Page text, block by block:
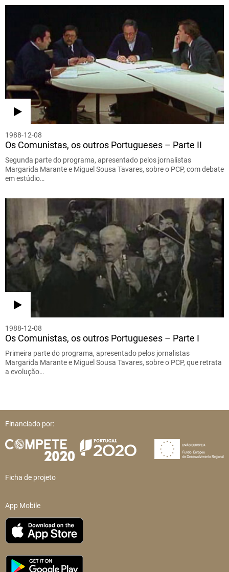
1988-12-08
Os Comunistas, os outros Portugueses – Parte II
Segunda parte do programa, apresentado pelos jornalistas
Margarida Marante e Miguel Sousa Tavares, sobre o PCP, com debate
em estúdio…
1988-12-08
Os Comunistas, os outros Portugueses – Parte I
Primeira parte do programa, apresentado pelos jornalistas
Margarida Marante e Miguel Sousa Tavares, sobre o PCP, que retrata
a evolução…
Financiado por:
Ficha de projeto
App Mobile